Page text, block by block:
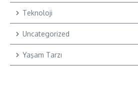
Teknoloji
Uncategorized
Yaşam Tarzı